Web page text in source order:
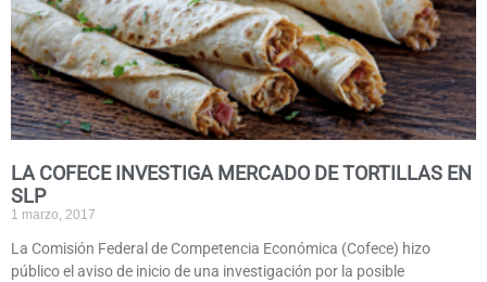
LA COFECE INVESTIGA MERCADO DE TORTILLAS EN
SLP
1 marzo, 2017
La Comisión Federal de Competencia Económica (Cofece) hizo
público el aviso de inicio de una investigación por la posible